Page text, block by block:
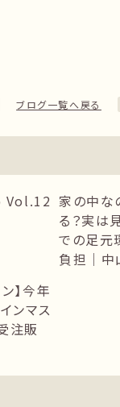
ブログ一覧へ戻る
Vol.12 家の中な
る？実は
での足元
負担｜中
】今年
ンマス
注販